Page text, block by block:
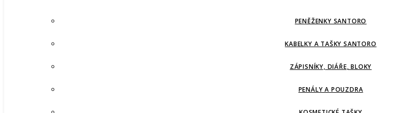
PENĚŽENKY SANTORO
KABELKY A TAŠKY SANTORO
ZÁPISNÍKY, DIÁŘE, BLOKY
PENÁLY A POUZDRA